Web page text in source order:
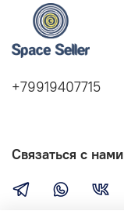
+79919407715
Связаться с нами